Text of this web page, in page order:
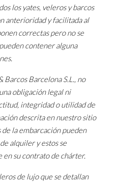
los yates, veleros y barcos
anterioridad y facilitada al
correctas pero no se
contener alguna
Barcos Barcelona S.L., no
obligación legal ni
integridad o utilidad de
descrita en nuestro sitio
la embarcación pueden
alquiler y estos se
en su contrato de chárter.
de lujo que se detallan